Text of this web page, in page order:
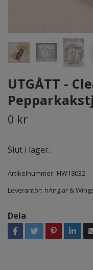
UTGÅTT -
0 kr
Slut i lager.
Artikelnummer: HW18032
Leverantör: hÄnglar &
Dela